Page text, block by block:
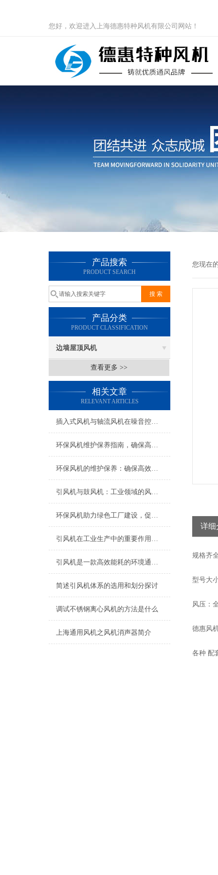
您好，欢迎进入上海德惠特种风机有限公司网站！
产品搜索
PRODUCT SEARCH
产品分类
PRODUCT CLASSIFICATION
边墙屋顶风机
查看更多 >>
相关文章
RELEVANT ARTICLES
插入式风机与轴流风机在噪音控制上有何差异？
环保风机维护保养指南，确保高效稳定运行
环保风机的维护保养：确保高效运行的关键
引风机与鼓风机：工业领域的风动双子星
环保风机助力绿色工厂建设，促进节能减排
引风机在工业生产中的重要作用及发展趋势
引风机是一款高效能耗的环境通风设备
简述引风机体系的选用和划分探讨
调试不锈钢离心风机的方法是什么
上海​通用风机之风机消声器简介
您现在
详细
规格齐
型号大
风压：
德惠风
各种 配